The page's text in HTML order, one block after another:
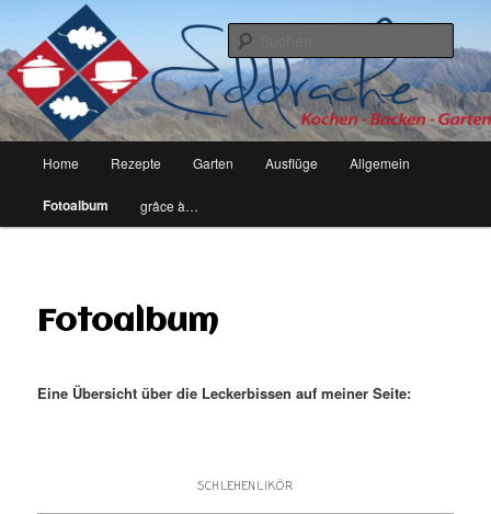
erddrache
kochen, backen, garten – leben eben
Zum
Inhalt
Home Rezepte Garten Ausflüge Allgemein
Fotoalbum grâce à…
Fotoalbum
Eine Übersicht über die Leckerbissen auf meiner Seite:
SCHLEHENLIKÖR